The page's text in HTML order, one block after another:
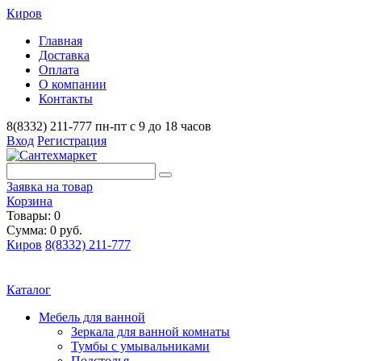
Киров
Главная
Доставка
Оплата
О компании
Контакты
8(8332) 211-777 пн-пт с 9 до 18 часов
Вход Регистрация
Заявка на товар
Корзина
Товары: 0
Сумма: 0 руб.
Киров 8(8332) 211-777
Каталог
Мебель для ванной
Зеркала для ванной комнаты
Тумбы с умывальниками